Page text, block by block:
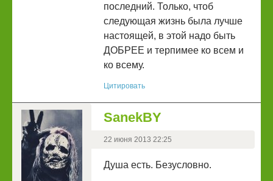
последний. Только, чтоб
следующая жизнь была лучше
настоящей, в этой надо быть
ДОБРЕЕ и терпимее ко всем и
ко всему.
Цитировать
SanekBY
22 июня 2013 22:25
Душа есть. Безусловно.